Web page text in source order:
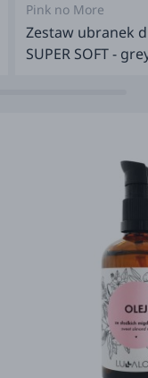
wariantach
jest
różnić ze
Pink no More
Zestaw ubranek
SUPER SOFT -